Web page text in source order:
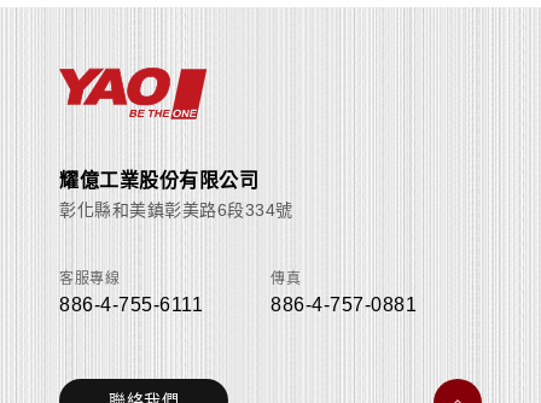
耀億工業股份有限公司
彰化縣和美鎮彰美路6段334號
客服專線
886-4-755-6111
傳真
886-4-757-0881